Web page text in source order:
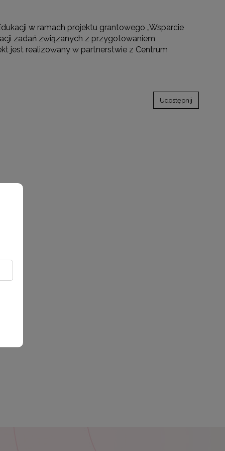
w ramach projektu grantowego „Wsparcie
zadań związanych z przygotowaniem
jest realizowany w partnerstwie z Centrum
Udostępnij